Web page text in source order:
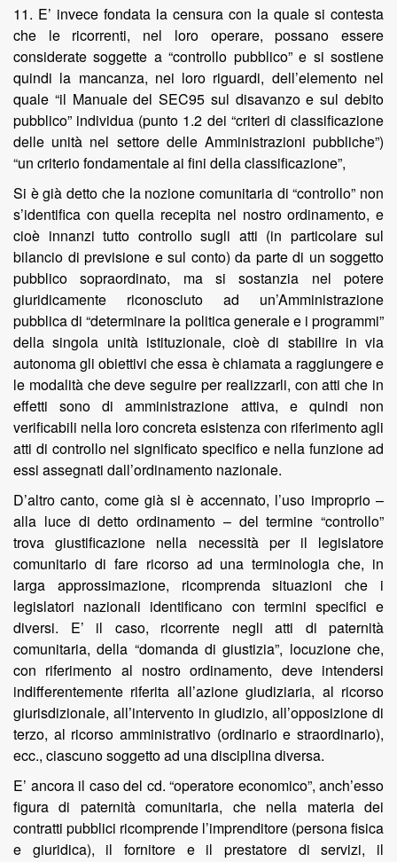
11. E’ invece fondata la censura con la quale si contesta
che le ricorrenti, nel loro operare, possano essere
considerate soggette a “controllo pubblico” e si sostiene
quindi la mancanza, nei loro riguardi, dell’elemento nel
quale “il Manuale del SEC95 sul disavanzo e sul debito
pubblico” individua (punto 1.2 dei “criteri di classificazione
delle unità nel settore delle Amministrazioni pubbliche”)
“un criterio fondamentale ai fini della classificazione”,
Si è già detto che la nozione comunitaria di “controllo” non
s’identifica con quella recepita nel nostro ordinamento, e
cioè innanzi tutto controllo sugli atti (in particolare sul
bilancio di previsione e sul conto) da parte di un soggetto
pubblico sopraordinato, ma si sostanzia nel potere
giuridicamente riconosciuto ad un’Amministrazione
pubblica di “determinare la politica generale e i programmi”
della singola unità istituzionale, cioè di stabilire in via
autonoma gli obiettivi che essa è chiamata a raggiungere e
le modalità che deve seguire per realizzarli, con atti che in
effetti sono di amministrazione attiva, e quindi non
verificabili nella loro concreta esistenza con riferimento agli
atti di controllo nel significato specifico e nella funzione ad
essi assegnati dall’ordinamento nazionale.
D’altro canto, come già si è accennato, l’uso improprio –
alla luce di detto ordinamento – del termine “controllo”
trova giustificazione nella necessità per il legislatore
comunitario di fare ricorso ad una terminologia che, in
larga approssimazione, ricomprenda situazioni che i
legislatori nazionali identificano con termini specifici e
diversi. E’ il caso, ricorrente negli atti di paternità
comunitaria, della “domanda di giustizia”, locuzione che,
con riferimento al nostro ordinamento, deve intendersi
indifferentemente riferita all’azione giudiziaria, al ricorso
giurisdizionale, all’intervento in giudizio, all’opposizione di
terzo, al ricorso amministrativo (ordinario e straordinario),
ecc., ciascuno soggetto ad una disciplina diversa.
E’ ancora il caso del cd. “operatore economico”, anch’esso
figura di paternità comunitaria, che nella materia dei
contratti pubblici ricomprende l’imprenditore (persona fisica
e giuridica), il fornitore e il prestatore di servizi, il